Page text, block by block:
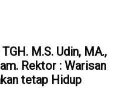
M.S. Udin, MA.,
Rektor : Warisan
tetap Hidup